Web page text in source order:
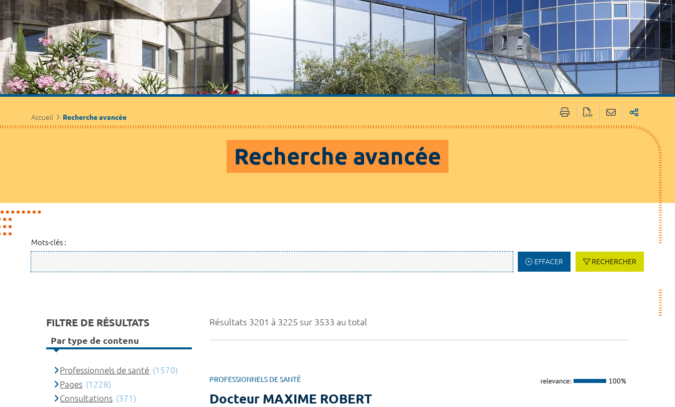
Accueil Recherche avancée
Recherche avancée
Mots-clés :
EFFACER RECHERCHER
Résultats 3201 à 3225 sur 3533 au total
PROFESSIONNELS DE SANTÉ relevance: 100%
Docteur MAXIME ROBERT
FILTRE DE RÉSULTATS
Par type de contenu
Professionnels de santé (1570)
Pages (1228)
Consultations (371)